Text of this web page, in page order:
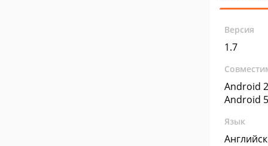
Версия
1.7
Android
Android
Язык